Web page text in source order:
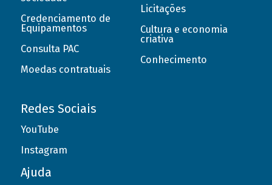
Credenciamento de
Equipamentos
Consulta PAC
Moedas contratuais
Licitações
Cultura e economia
criativa
Conhecimento
Redes Sociais
YouTube
Instagram
Ajuda